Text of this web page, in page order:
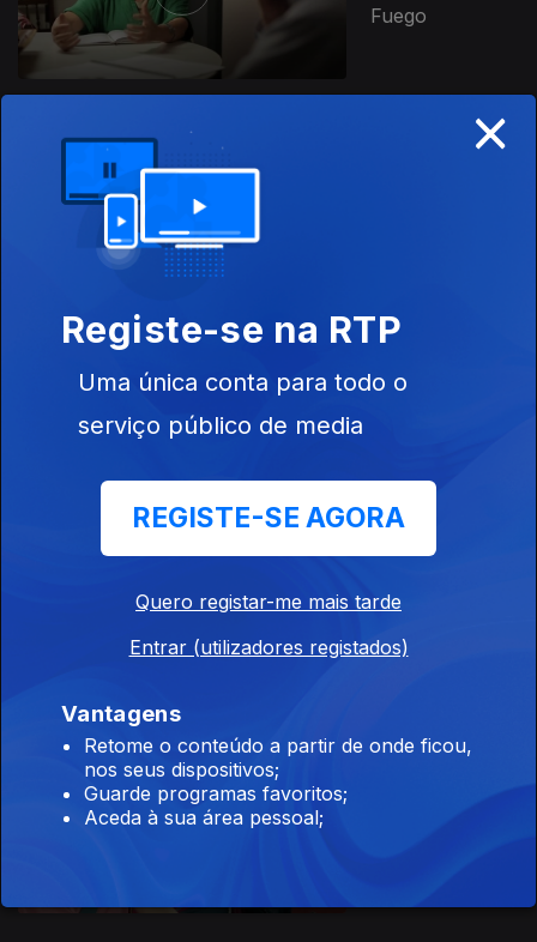
Fuego
Ep. 9
16 nov. 2020
Julián Fuks
505900
×
Registe-se na RTP
Uma única conta para todo o
serviço público de media
REGISTE-SE AGORA
Quero registar-me mais tarde
Entrar (utilizadores registados)
Vantagens
Retome o conteúdo a partir de onde ficou,
nos seus dispositivos;
Guarde programas favoritos;
Aceda à sua área pessoal;